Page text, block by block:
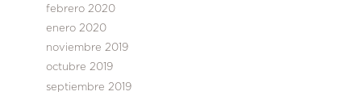
febrero 2020
enero 2020
noviembre 2019
octubre 2019
septiembre 2019